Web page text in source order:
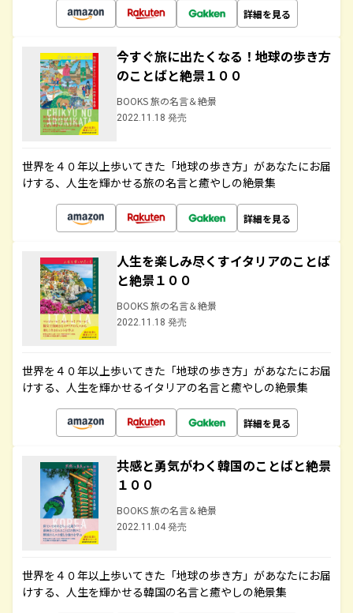
詳細を見る
今すぐ旅に出たくなる！地球の歩き方
のことばと絶景１００
BOOKS 旅の名言＆絶景
2022.11.18 発売
世界を４０年以上歩いてきた「地球の歩き方」があなたにお届
けする、人生を輝かせる旅の名言と癒やしの絶景集
詳細を見る
人生を楽しみ尽くすイタリアのことば
と絶景１００
BOOKS 旅の名言＆絶景
2022.11.18 発売
世界を４０年以上歩いてきた「地球の歩き方」があなたにお届
けする、人生を輝かせるイタリアの名言と癒やしの絶景集
詳細を見る
共感と勇気がわく韓国のことばと絶景
１００
BOOKS 旅の名言＆絶景
2022.11.04 発売
世界を４０年以上歩いてきた「地球の歩き方」があなたにお届
けする、人生を輝かせる韓国の名言と癒やしの絶景集